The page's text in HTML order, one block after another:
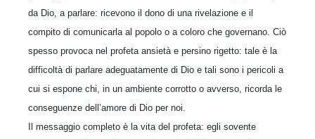
da Dio, a parlare: ricevono il dono di una rivelazione e il
compito di comunicarla al popolo o a coloro che governano. Ciò
spesso provoca nel profeta ansietà e persino rigetto: tale è la
difficoltà di parlare adeguatamente di Dio e tali sono i pericoli a
cui si espone chi, in un ambiente corrotto o avverso, ricorda le
conseguenze dell’amore di Dio per noi.
Il messaggio completo è la vita del profeta: egli sovente